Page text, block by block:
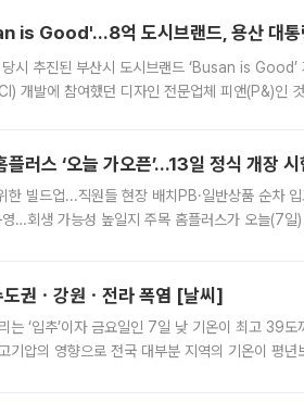
is Good'…8억 도시브랜드, 용산 대통
시 추진된 부산시 도시브랜드 ‘Busan is Good’
개발에 참여했던 디자인 전문업체 피앤(P&)인
러스 ‘오늘 가오픈’...13일 정식 개장 시
빌드업...직원들 현장 배치PB·일반상품 순차
…회생 가능성 높일지 주목 홈플러스가 오늘(7일
권ㆍ강원ㆍ전라 폭염 [날씨]
는 ‘입추’이자 금요일인 7일 낮 기온이 최고 39
기압의 영향으로 전국 대부분 지역의 기온이 평